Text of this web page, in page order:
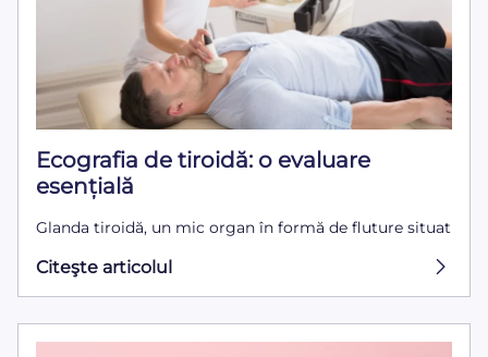
Ecografia de tiroidă: o evaluare
esențială
Glanda tiroidă, un mic organ în formă de fluture situat
Citeşte articolul